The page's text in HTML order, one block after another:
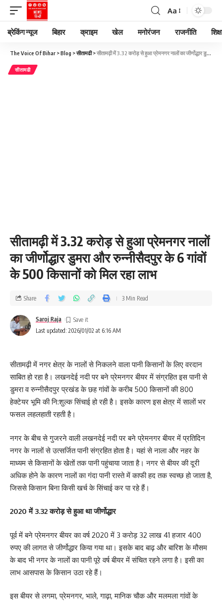
Aa
ब्रेकिंग न्यूज बिहार क्राइम खेल मनोरंजन राजनीति
The Voice Of Bihar >Blog >सीतामढी>सीतामढ़ी में 3.32 करोड़ से हुआ प्रेमनगर नालों का जीर्णोद्धार डुमरा और रुन्नीसैदपुर के 6 गांवों के 500 किसानों को मिल रहा लाभ
सीतामढी
सीतामढ़ी में 3.32 करोड़ से हुआ प्रेमनगर नालों
का जीर्णोद्धार डुमरा और रुन्नीसैदपुर के 6 गांवों
के 500 किसानों को मिल रहा लाभ
Last updated: 2026/01/02 at 6:16 AM
Saroj Raja
Share 3 Min Read
सीतामढ़ी में नगर क्षेत्र के नालों से निकलने वाला पानी किसानों के लिए वरदान
साबित हो रहा है। लखनदेई नदी पर बने प्रेमनगर बीयर में संग्रहित इस पानी से
डुमरा व रुन्नीसैदपुर प्रखंड के छह गांवों के करीब 500 किसानों की 800
हेक्टेयर भूमि की नि:शुल्क सिंचाई हो रही है। इसके कारण इस क्षेत्र में सालों भर
फसल लहलहाती रहती है।
नगर के बीच से गुजरने वाली लखनदेई नदी पर बने प्रेमनगर बीयर में प्रतिदिन
नगर के नालों से उत्सर्जित पानी संग्रहित होता है। यहां से नाला और नहर के
माध्यम से किसानों के खेतों तक पानी पहुंचाया जाता है। नगर से बीयर की दूरी
अधिक होने के कारण नालों का गंदा पानी रास्ते में काफी हद तक स्वच्छ हो जाता है,
जिससे किसान बिना किसी खर्च के सिंचाई कर पा रहे हैं।
2020 में 3.32 करोड़ से हुआ था जीर्णोद्धार
पूर्व में बने प्रेमनगर बीयर का वर्ष 2020 में 3 करोड़ 32 लाख 41 हजार 400
रुपए की लागत से जीर्णोद्धार किया गया था। इसके बाद बाढ़ और बारिश के मौसम
के बाद भी नगर के नालों का पानी पूरे वर्ष बीयर में संचित रहने लगा है। इसी का
लाभ आसपास के किसान उठा रहे हैं।
इस बीयर से लगमा, प्रेमनगर, भाले, गाढ़ा, मानिक चौक और मलमला गांवों के